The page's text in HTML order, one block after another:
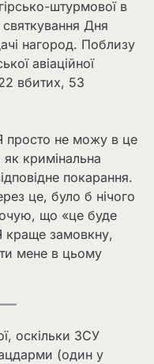
штурмової в
Дня
нагород. Поблизу
авіаційної
вбитих, 53
просто не можу в це
кримінальна
покарання.
це, було б нічого
що «це буде
краще замовкну,
мене в цьому
оскільки ЗСУ
(один у